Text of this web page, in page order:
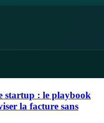
startup : le playbook
la facture sans